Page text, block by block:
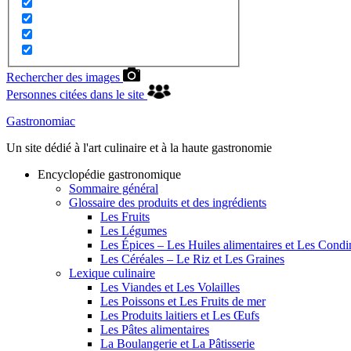
Rechercher des images
Personnes citées dans le site
Gastronomiac
Un site dédié à l'art culinaire et à la haute gastronomie
Encyclopédie gastronomique
Sommaire général
Glossaire des produits et des ingrédients
Les Fruits
Les Légumes
Les Épices – Les Huiles alimentaires et Les
Les Céréales – Le Riz et Les Graines
Lexique culinaire
Les Viandes et Les Volailles
Les Poissons et Les Fruits de mer
Les Produits laitiers et Les Œufs
Les Pâtes alimentaires
La Boulangerie et La Pâtisserie